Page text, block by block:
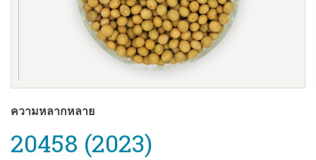
ENGLISH
FRANÇAIS
한국어
ความหลากหลาย
20458 (2023)